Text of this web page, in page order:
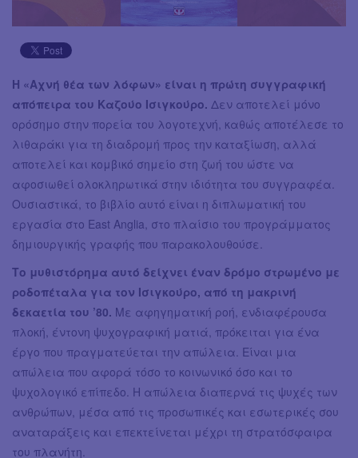
Η «Αχνή θέα των λόφων» είναι η πρώτη συγγραφική
απόπειρα του Καζούο Ισιγκούρο. Δεν αποτελεί μόνο
ορόσημο στην πορεία του λογοτεχνή, καθώς αποτέλεσε το
λιθαράκι για τη διαδρομή προς την καταξίωση, αλλά
αποτελεί και κομβικό σημείο στη ζωή του ώστε να
αφοσιωθεί ολοκληρωτικά στην ιδιότητα του συγγραφέα.
Ουσιαστικά, το βιβλίο αυτό είναι η διπλωματική του
εργασία στο East Anglia, στο πλαίσιο του προγράμματος
δημιουργικής γραφής που παρακολουθούσε.
Το μυθιστόρημα αυτό δείχνει έναν δρόμο στρωμένο με
ροδοπέταλα για τον Ισιγκούρο, από τη μακρινή
δεκαετία του ’80. Με αφηγηματική ροή, ενδιαφέρουσα
πλοκή, έντονη ψυχογραφική ματιά, πρόκειται για ένα
έργο που πραγματεύεται την απώλεια. Είναι μια
απώλεια που αφορά τόσο το κοινωνικό όσο και το
ψυχολογικό επίπεδο. Η απώλεια διαπερνά τις ψυχές των
ανθρώπων, μέσα από τις προσωπικές και εσωτερικές σου
αναταράξεις και επεκτείνεται μέχρι τη στρατόσφαιρα
του πλανήτη.